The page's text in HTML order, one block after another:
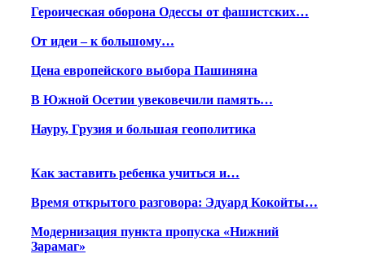
Героическая оборона Одессы от фашистских…
От идеи – к большому…
Цена европейского выбора Пашиняна
В Южной Осетии увековечили память…
Науру, Грузия и большая геополитика
Как заставить ребенка учиться и…
Время открытого разговора: Эдуард Кокойты…
Модернизация пункта пропуска «Нижний
Зарамаг»